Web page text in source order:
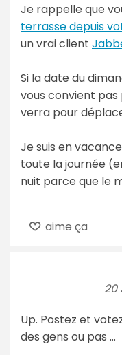
Je rappelle que
terrasse depuis
un vrai client
Si la date du
vous convient
verra pour
Je suis en
toute la journée
nuit parce que le
aime ça
20
Up. Postez et
des gens ou pas …